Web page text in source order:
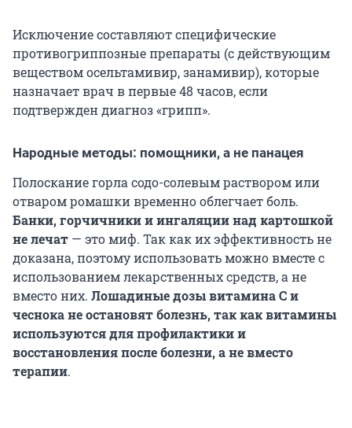
Исключение составляют специфические
противогриппозные препараты (с действующим
веществом осельтамивир, занамивир), которые
назначает врач в первые 48 часов, если
подтвержден диагноз «грипп».
Народные методы: помощники, а не панацея
Полоскание горла содо-солевым раствором или
отваром ромашки временно облегчает боль.
Банки, горчичники и ингаляции над картошкой
не лечат — это миф. Так как их эффективность не
доказана, поэтому использовать можно вместе с
использованием лекарственных средств, а не
вместо них. Лошадиные дозы витамина C и
чеснока не остановят болезнь, так как витамины
используются для профилактики и
восстановления после болезни, а не вместо
терапии.